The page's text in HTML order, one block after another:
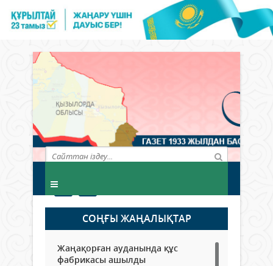
СОҢҒЫ ЖАҢАЛЫҚТАР
Жаңақорған ауданында құс
фабрикасы ашылды